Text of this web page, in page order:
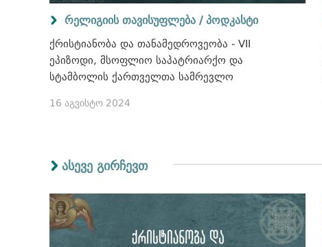
რელიგიის თავისუფლება / პოდკასტი
ქრისტიანობა და თანამედროვეობა - VII
ეპიზოდი, მსოფლიო საპატრიარქო და
სტამბოლის ქართველთა სამრევლო
16 აგვისტო 2024
ასევე გირჩევთ